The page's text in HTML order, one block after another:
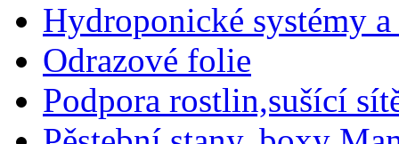
Hydroponické systémy
Odrazové folie
Podpora rostlin,sušící